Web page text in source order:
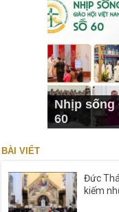
Nhịp sống
60
BÀI VIẾT
Đức
kiếm